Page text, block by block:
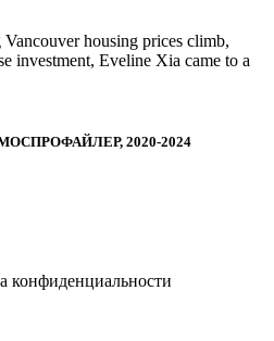
housing prices climb,
investment, Eveline Xia came to a
, 2020-2024
конфиденциальности